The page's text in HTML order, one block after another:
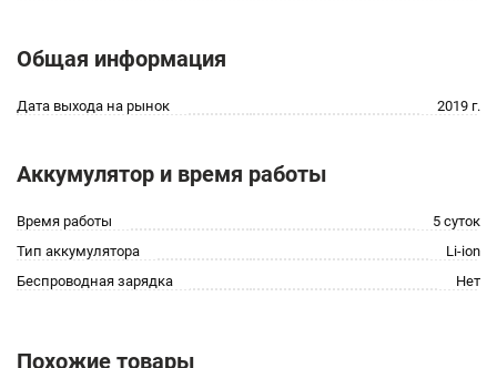
Общая информация
Дата выхода на рынок 2019 г.
Аккумулятор и время работы
Время работы
5 суток
Тип аккумулятора
Li-ion
Беспроводная зарядка
Нет
Похожие товары